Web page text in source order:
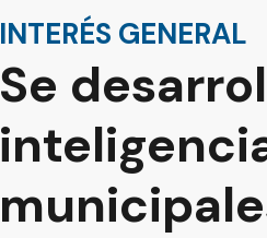
INTERÉS GENERAL
Se